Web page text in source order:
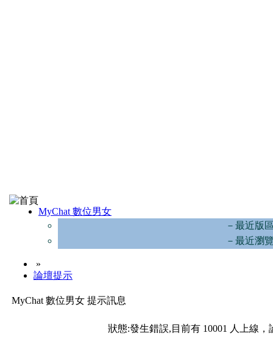
MyChat 數位男女
－最近版
－最近瀏
»
論壇提示
MyChat 數位男女 提示訊息
狀態:發生錯誤,目前有 10001 人上線